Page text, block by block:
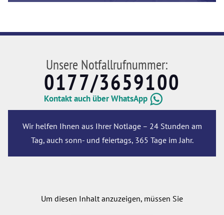
Unsere Notfallrufnummer:
0177/3659100
Kontakt auch über WhatsApp
Wir helfen Ihnen aus Ihrer Notlage – 24 Stunden am
Tag, auch sonn- und feiertags, 365 Tage im Jahr.
Um diesen Inhalt anzuzeigen, müssen Sie